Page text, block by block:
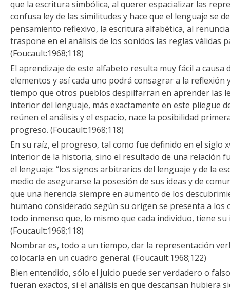
que la escritura simbólica, al querer espacializar las
confusa ley de las similitudes y hace que el lenguaje se
pensamiento reflexivo, la escritura alfabética, al
traspone en el análisis de los sonidos las reglas válidas
(Foucault:1968;118)
El aprendizaje de este alfabeto resulta muy fácil a causa
elementos y así cada uno podrá consagrar a la reflexión
tiempo que otros pueblos despilfarran en aprender las
interior del lenguaje, más exactamente en este pliegue
reúnen el análisis y el espacio, nace la posibilidad
progreso. (Foucault:1968;118)
En su raíz, el progreso, tal como fue definido en el siglo
interior de la historia, sino el resultado de una relación
el lenguaje: “los signos arbitrarios del lenguaje y de la
medio de asegurarse la posesión de sus ideas y de
que una herencia siempre en aumento de los
humano considerado según su origen se presenta a los
todo inmenso que, lo mismo que cada individuo, tiene
(Foucault:1968;118)
Nombrar es, todo a un tiempo, dar la representación
colocarla en un cuadro general. (Foucault:1968;122)
Bien entendido, sólo el juicio puede ser verdadero o
fueran exactos, si el análisis en que descansan hubiera